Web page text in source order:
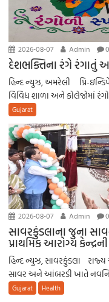
2026-08-07 Admin 0
દેશભક્તિના રંગે રંગાતું
હિન્દ ન્યુઝ, અમરેલી પ્રિ-
વિવિધ શાળા અને કોલેજોમાં
Gujarat
2026-08-07 Admin 0
સાવરકુંડલાના જુના
પ્રાથમિક આરોગ્ય
હિન્દ ન્યુઝ, સાવરકુંડલા રાજ્ય
સાવર અને આંબરડી ખાતે
Gujarat Health